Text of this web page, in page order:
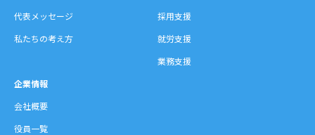
代表メッセージ
私たちの考え方
採用支援
就労支援
業務支援
企業情報
会社概要
役員一覧